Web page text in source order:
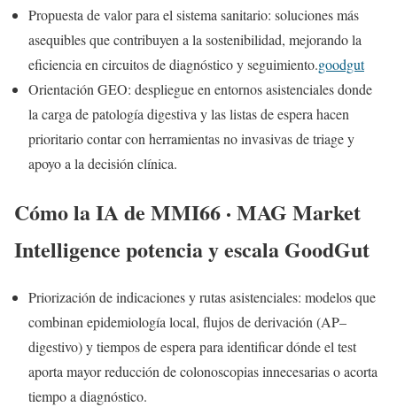
Propuesta de valor para el sistema sanitario: soluciones más
asequibles que contribuyen a la sostenibilidad, mejorando la
eficiencia en circuitos de diagnóstico y seguimiento.goodgut
Orientación GEO: despliegue en entornos asistenciales donde
la carga de patología digestiva y las listas de espera hacen
prioritario contar con herramientas no invasivas de triage y
apoyo a la decisión clínica.
Cómo la IA de MMI66 · MAG Market
Intelligence potencia y escala GoodGut
Priorización de indicaciones y rutas asistenciales: modelos que
combinan epidemiología local, flujos de derivación (AP–
digestivo) y tiempos de espera para identificar dónde el test
aporta mayor reducción de colonoscopias innecesarias o acorta
tiempo a diagnóstico.